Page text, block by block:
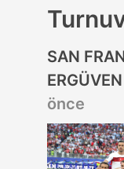
SAN
ERGÜVEN
önce